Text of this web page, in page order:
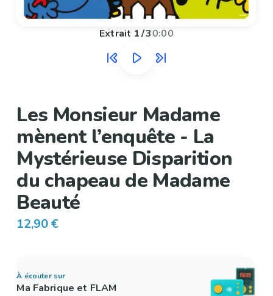
Extrait 1/30:00
Les Monsieur Madame
mènent l’enquête - La
Mystérieuse Disparition
du chapeau de Madame
Beauté
12,90 €
À écouter sur
Ma Fabrique et FLAM